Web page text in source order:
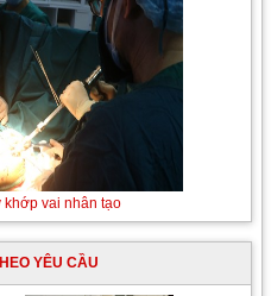
khớp vai nhân tạo
YÊU CẦU